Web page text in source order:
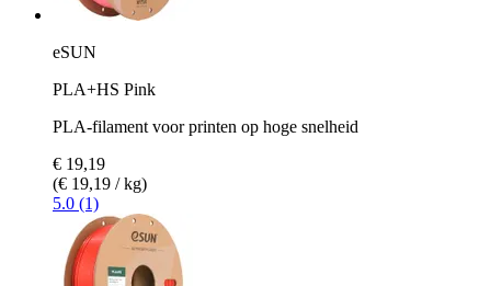
eSUN
PLA+HS Pink
PLA-filament voor printen op hoge snelheid
€ 19,19
(€ 19,19 / kg)
5.0 (1)